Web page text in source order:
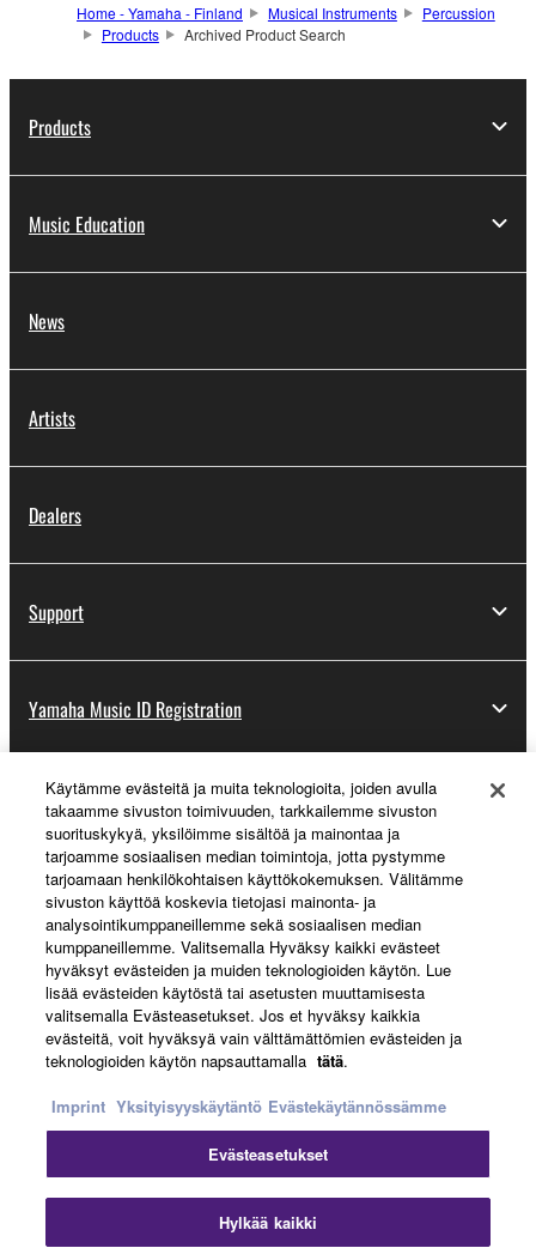
Home - Yamaha - Finland Musical Instruments
Percussion
Products
Archived Product Search
Products
Music Education
News
Artists
Dealers
Support
Yamaha Music ID Registration
About Yamaha
Suomi - English
Business
Ottaa yhteyttäKäyttöehdotTietosuojakäytäntö
EvästekäytäntöJälki
Käytämme evästeitä ja muita teknologioita, joiden avulla
takaamme sivuston toimivuuden, tarkkailemme sivuston
suorituskykyä, yksilöimme sisältöä ja mainontaa ja
tarjoamme sosiaalisen median toimintoja, jotta pystymme
tarjoamaan henkilökohtaisen käyttökokemuksen. Välitämme
sivuston käyttöä koskevia tietojasi mainonta- ja
analysointikumppaneillemme sekä sosiaalisen median
kumppaneillemme. Valitsemalla Hyväksy kaikki evästeet
hyväksyt evästeiden ja muiden teknologioiden käytön. Lue
lisää evästeiden käytöstä tai asetusten muuttamisesta
valitsemalla Evästeasetukset. Jos et hyväksy kaikkia
evästeitä, voit hyväksyä vain välttämättömien evästeiden ja
teknologioiden käytön napsauttamalla tätä.
Imprint Yksityisyyskäytäntö Evästekäytännössämme
Evästeasetukset
Hylkää kaikki